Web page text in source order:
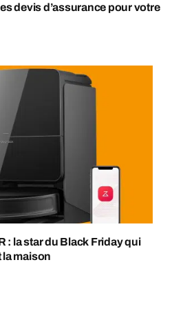
devis d’assurance pour votre
: la star du Black Friday qui
maison